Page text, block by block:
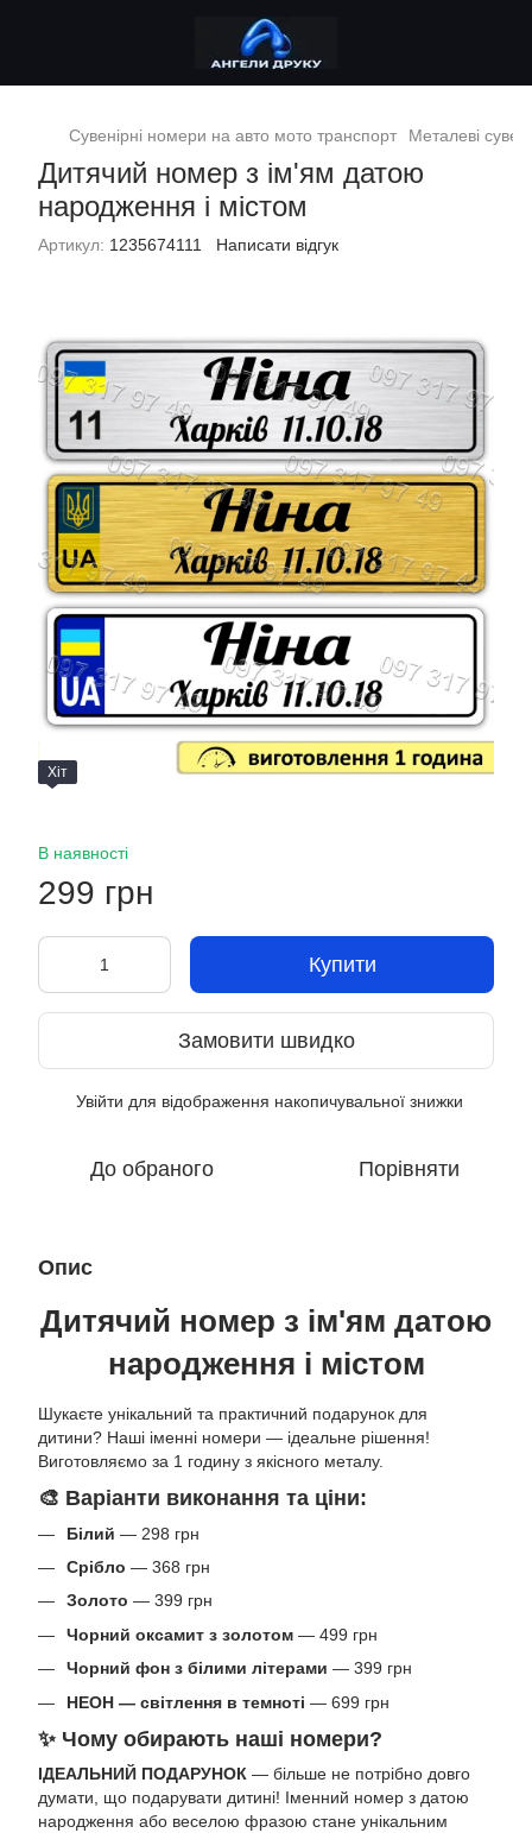
Сувенірні номери на авто мото транспорт Металеві
Дитячий номер з ім'ям датою
народження і містом
Артикул: 1235674111 Написати відгук
Хіт
В наявності
299 грн
Купити
Замовити швидко
Увійти для відображення накопичувальної знижки
До обраного Порівняти
Опис
Дитячий номер з ім'ям датою
народження і містом
Шукаєте унікальний та практичний подарунок для
дитини? Наші іменні номери — ідеальне рішення!
Виготовляємо за 1 годину з якісного металу.
🎨 Варіанти виконання та ціни:
Білий — 298 грн
Срібло — 368 грн
Золото — 399 грн
Чорний оксамит з золотом — 499 грн
Чорний фон з білими літерами — 399 грн
НЕОН — світлення в темноті — 699 грн
✨ Чому обирають наші номери?
ІДЕАЛЬНИЙ ПОДАРУНОК — більше не потрібно довго
думати, що подарувати дитині! Іменний номер з датою
народження або веселою фразою стане унікальним